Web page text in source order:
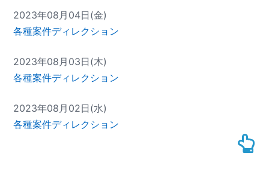
2023年08月04日(金)
各種案件ディレクション
2023年08月03日(木)
各種案件ディレクション
2023年08月02日(水)
各種案件ディレクション